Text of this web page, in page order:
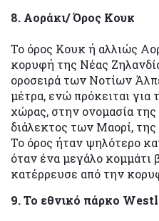
8. Αοράκι/ Όρος Κουκ
Το όρος Κουκ ή αλλιώς
κορυφή της Νέας
οροσειρά των Νοτίων
μέτρα, ενώ πρόκειται για
χώρας, στην ονομασία της
διάλεκτος των Μαορί,
Το όρος ήταν ψηλότερο
όταν ένα μεγάλο κομμάτι
κατέρρευσε από την
9. Το εθνικό πάρκο